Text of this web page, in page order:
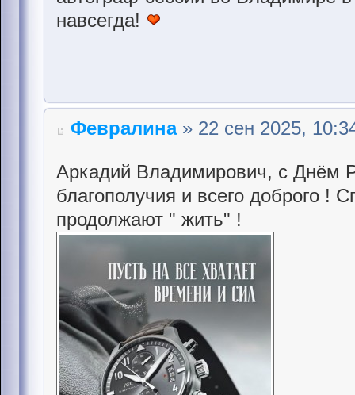
навсегда!
Февралина» 22 сен 2025,
Аркадий Владимирович, с Днём
благополучия и всего доброго
продолжают " жить" !